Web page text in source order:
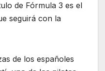
de Fórmula 3 es el
seguirá con la
de los españoles